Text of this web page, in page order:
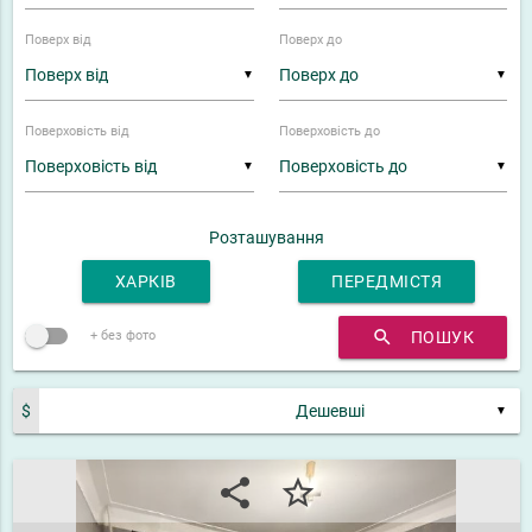
▼
Поверх від
▼
Поверх до
▼
Поверховість від
▼
Поверховість до
Розташування
ХАРКІВ ПЕРЕДМІСТЯ
+ без фото search ПОШУК
$ ▼
share star_border